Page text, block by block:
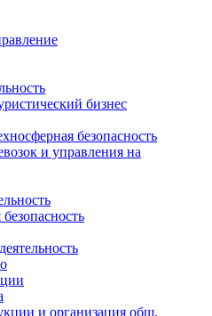
бизнес
безопасность
и управления на
и организация общ.